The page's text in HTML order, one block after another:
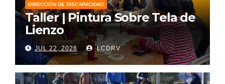
DIRECCIÓN DE DISCAPACIDAD
Taller | Pintura Sobre Tela de
Lienzo
JUL 22, 2026 LCDRV